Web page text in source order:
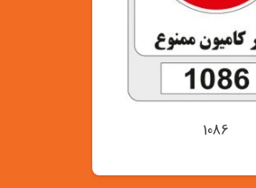
1086